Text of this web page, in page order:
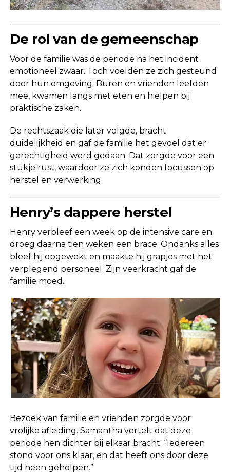
De rol van de gemeenschap
Voor de familie was de periode na het incident
emotioneel zwaar. Toch voelden ze zich gesteund
door hun omgeving. Buren en vrienden leefden
mee, kwamen langs met eten en hielpen bij
praktische zaken.
De rechtszaak die later volgde, bracht
duidelijkheid en gaf de familie het gevoel dat er
gerechtigheid werd gedaan. Dat zorgde voor een
stukje rust, waardoor ze zich konden focussen op
herstel en verwerking.
Henry’s dappere herstel
Henry verbleef een week op de intensive care en
droeg daarna tien weken een brace. Ondanks alles
bleef hij opgewekt en maakte hij grapjes met het
verplegend personeel. Zijn veerkracht gaf de
familie moed.
Bezoek van familie en vrienden zorgde voor
vrolijke afleiding. Samantha vertelt dat deze
periode hen dichter bij elkaar bracht: “Iedereen
stond voor ons klaar, en dat heeft ons door deze
tijd heen geholpen.”